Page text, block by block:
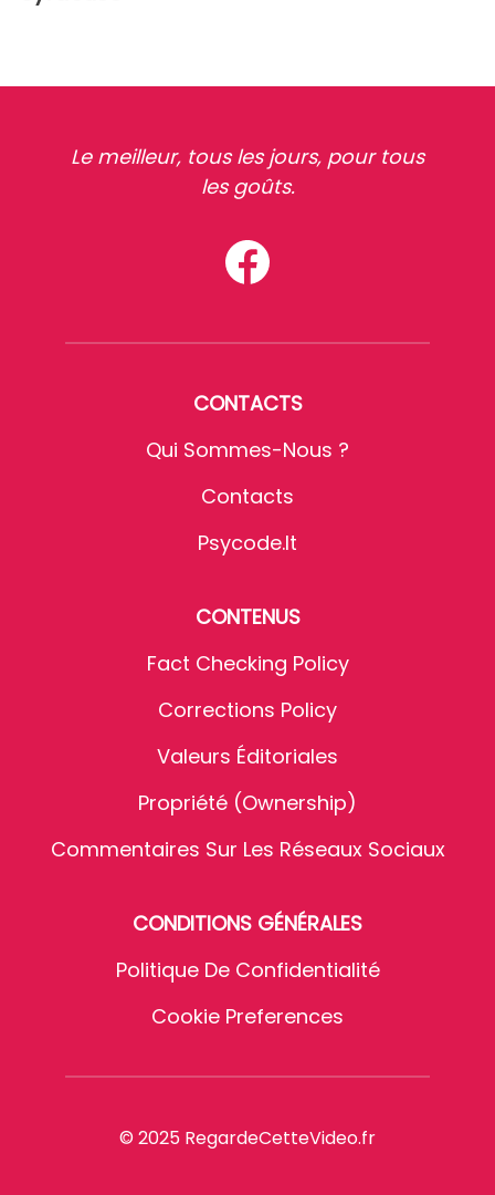
Le meilleur, tous les jours, pour tous
les goûts.
CONTACTS
Qui Sommes-Nous ?
Contacts
Psycode.it
CONTENUS
Fact Checking Policy
Corrections Policy
Valeurs Éditoriales
Propriété (Ownership)
Commentaires Sur Les Réseaux Sociaux
CONDITIONS GÉNÉRALES
Politique De Confidentialité
Cookie Preferences
© 2025 RegardeCetteVideo.fr